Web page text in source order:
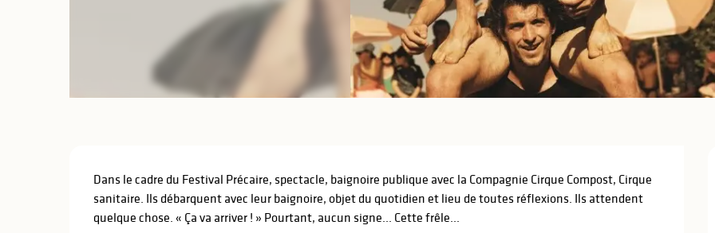
Description
Dans le cadre du Festival Précaire, spectacle, baignoire publique avec la Compagnie Cirque Compost, Cirque
sanitaire. Ils débarquent avec leur baignoire, objet du quotidien et lieu de toutes réflexions. Ils attendent
quelque chose. « Ça va arriver ! » Pourtant, aucun signe... Cette frêle...